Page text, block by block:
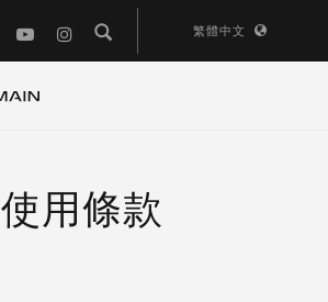
繁體中文
使用條款